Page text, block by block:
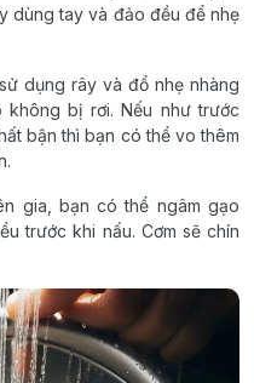
dùng tay và đảo đều để nhẹ
dụng rây và đổ nhẹ nhàng
bị rơi. Nếu như trước
bận thì bạn có thể vo thêm
gia, bạn có thể ngâm gạo
trước khi nấu. Cơm sẽ chín